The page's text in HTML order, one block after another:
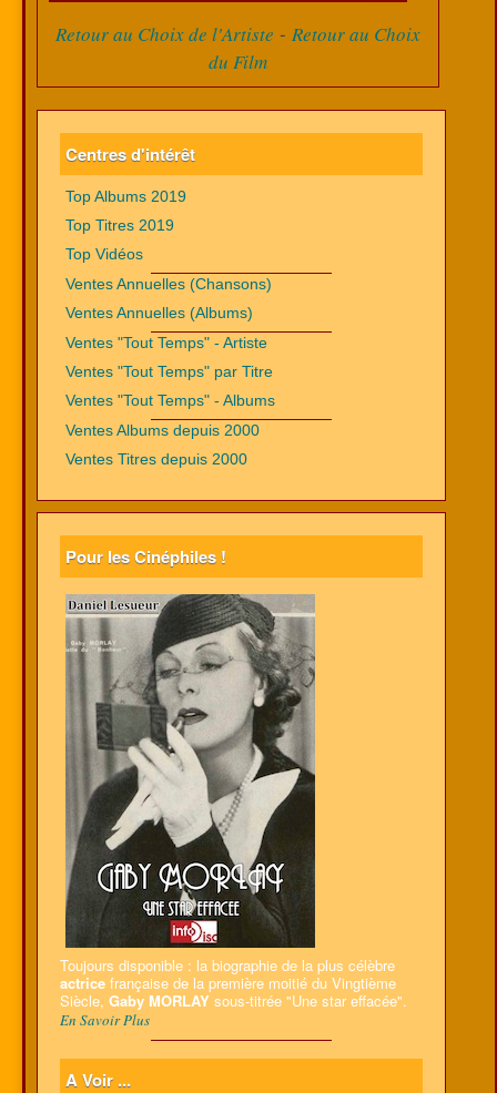
Retour au Choix de l'Artiste - Retour au Choix
du Film
Centres d'intérêt
Top Albums 2019
Top Titres 2019
Top Vidéos
Ventes Annuelles (Chansons)
Ventes Annuelles (Albums)
Ventes "Tout Temps" - Artiste
Ventes "Tout Temps" par Titre
Ventes "Tout Temps" - Albums
Ventes Albums depuis 2000
Ventes Titres depuis 2000
Pour les Cinéphiles !
Toujours disponible : la biographie de la plus célèbre
actrice française de la première moitié du Vingtième
Siècle, Gaby MORLAY sous-titrée "Une star effacée".
En Savoir Plus
A Voir ...